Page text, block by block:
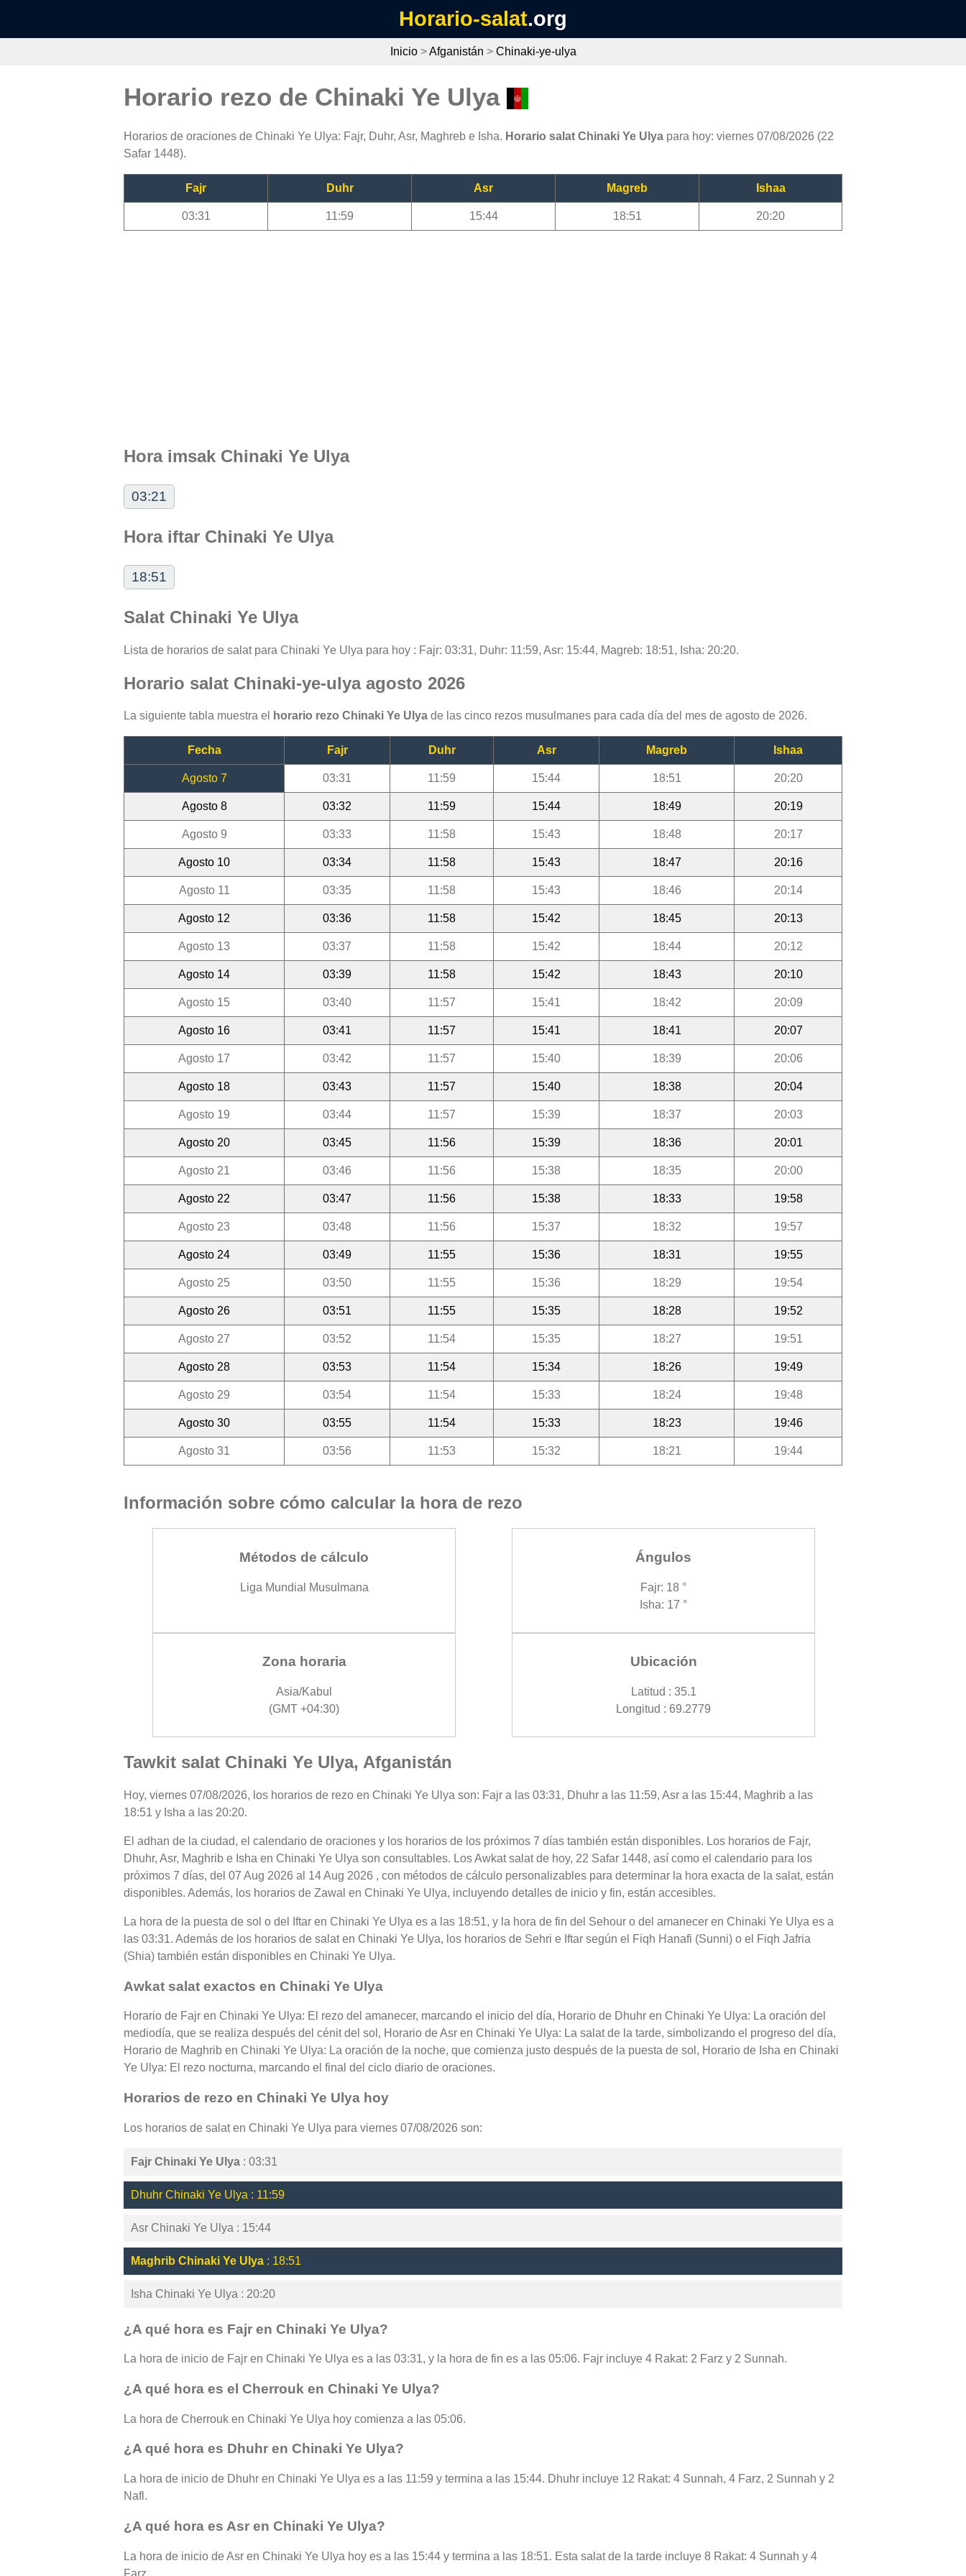
Horario-salat.org
Inicio>Afganistán > Chinaki-ye-ulya
Horario rezo de Chinaki Ye Ulya
Horarios de oraciones de Chinaki Ye Ulya: Fajr, Duhr, Asr, Maghreb e Isha. Horario salat Chinaki Ye Ulya para hoy: viernes 07/08/2026 (22
Safar 1448).
Fajr Duhr Asr Magreb Ishaa
03:31 11:59 15:44 18:51 20:20
Hora imsak Chinaki Ye Ulya
03:21
Hora iftar Chinaki Ye Ulya
18:51
Salat Chinaki Ye Ulya
Lista de horarios de salat para Chinaki Ye Ulya para hoy : Fajr: 03:31, Duhr: 11:59, Asr: 15:44, Magreb: 18:51, Isha: 20:20.
Horario salat Chinaki-ye-ulya agosto 2026
La siguiente tabla muestra el horario rezo Chinaki Ye Ulya de las cinco rezos musulmanes para cada día del mes de agosto de 2026.
Fecha Fajr Duhr Asr Magreb Ishaa
Agosto 7 03:31 11:59 15:44 18:51 20:20
Agosto 8 03:32 11:59 15:44 18:49 20:19
Agosto 9 03:33 11:58 15:43 18:48 20:17
Agosto 10 03:34 11:58 15:43 18:47 20:16
Agosto 11 03:35 11:58 15:43 18:46 20:14
Agosto 12 03:36 11:58 15:42 18:45 20:13
Agosto 13 03:37 11:58 15:42 18:44 20:12
Agosto 14 03:39 11:58 15:42 18:43 20:10
Agosto 15 03:40 11:57 15:41 18:42 20:09
Agosto 16 03:41 11:57 15:41 18:41 20:07
Agosto 17 03:42 11:57 15:40 18:39 20:06
Agosto 18 03:43 11:57 15:40 18:38 20:04
Agosto 19 03:44 11:57 15:39 18:37 20:03
Agosto 20 03:45 11:56 15:39 18:36 20:01
Agosto 21 03:46 11:56 15:38 18:35 20:00
Agosto 22 03:47 11:56 15:38 18:33 19:58
Agosto 23 03:48 11:56 15:37 18:32 19:57
Agosto 24 03:49 11:55 15:36 18:31 19:55
Agosto 25 03:50 11:55 15:36 18:29 19:54
Agosto 26 03:51 11:55 15:35 18:28 19:52
Agosto 27 03:52 11:54 15:35 18:27 19:51
Agosto 28 03:53 11:54 15:34 18:26 19:49
Agosto 29 03:54 11:54 15:33 18:24 19:48
Agosto 30 03:55 11:54 15:33 18:23 19:46
Agosto 31 03:56 11:53 15:32 18:21 19:44
Información sobre cómo calcular la hora de rezo
Métodos de cálculo
Liga Mundial Musulmana
Ángulos
Fajr: 18 °
Isha: 17 °
Zona horaria
Asia/Kabul
(GMT +04:30)
Ubicación
Latitud : 35.1
Longitud : 69.2779
Tawkit salat Chinaki Ye Ulya, Afganistán
Hoy, viernes 07/08/2026, los horarios de rezo en Chinaki Ye Ulya son: Fajr a las 03:31, Dhuhr a las 11:59, Asr a las 15:44, Maghrib a las
18:51 y Isha a las 20:20.
El adhan de la ciudad, el calendario de oraciones y los horarios de los próximos 7 días también están disponibles. Los horarios de Fajr,
Dhuhr, Asr, Maghrib e Isha en Chinaki Ye Ulya son consultables. Los Awkat salat de hoy, 22 Safar 1448, así como el calendario para los
próximos 7 días, del 07 Aug 2026 al 14 Aug 2026 , con métodos de cálculo personalizables para determinar la hora exacta de la salat, están
disponibles. Además, los horarios de Zawal en Chinaki Ye Ulya, incluyendo detalles de inicio y fin, están accesibles.
La hora de la puesta de sol o del Iftar en Chinaki Ye Ulya es a las 18:51, y la hora de fin del Sehour o del amanecer en Chinaki Ye Ulya es a
las 03:31. Además de los horarios de salat en Chinaki Ye Ulya, los horarios de Sehri e Iftar según el Fiqh Hanafi (Sunni) o el Fiqh Jafria
(Shia) también están disponibles en Chinaki Ye Ulya.
Awkat salat exactos en Chinaki Ye Ulya
Horario de Fajr en Chinaki Ye Ulya: El rezo del amanecer, marcando el inicio del día, Horario de Dhuhr en Chinaki Ye Ulya: La oración del
mediodía, que se realiza después del cénit del sol, Horario de Asr en Chinaki Ye Ulya: La salat de la tarde, simbolizando el progreso del día,
Horario de Maghrib en Chinaki Ye Ulya: La oración de la noche, que comienza justo después de la puesta de sol, Horario de Isha en Chinaki
Ye Ulya: El rezo nocturna, marcando el final del ciclo diario de oraciones.
Horarios de rezo en Chinaki Ye Ulya hoy
Los horarios de salat en Chinaki Ye Ulya para viernes 07/08/2026 son:
Fajr Chinaki Ye Ulya : 03:31
Dhuhr Chinaki Ye Ulya : 11:59
Asr Chinaki Ye Ulya : 15:44
Maghrib Chinaki Ye Ulya : 18:51
Isha Chinaki Ye Ulya : 20:20
¿A qué hora es Fajr en Chinaki Ye Ulya?
La hora de inicio de Fajr en Chinaki Ye Ulya es a las 03:31, y la hora de fin es a las 05:06. Fajr incluye 4 Rakat: 2 Farz y 2 Sunnah.
¿A qué hora es el Cherrouk en Chinaki Ye Ulya?
La hora de Cherrouk en Chinaki Ye Ulya hoy comienza a las 05:06.
¿A qué hora es Dhuhr en Chinaki Ye Ulya?
La hora de inicio de Dhuhr en Chinaki Ye Ulya es a las 11:59 y termina a las 15:44. Dhuhr incluye 12 Rakat: 4 Sunnah, 4 Farz, 2 Sunnah y 2
Nafl.
¿A qué hora es Asr en Chinaki Ye Ulya?
La hora de inicio de Asr en Chinaki Ye Ulya hoy es a las 15:44 y termina a las 18:51. Esta salat de la tarde incluye 8 Rakat: 4 Sunnah y 4
Farz.